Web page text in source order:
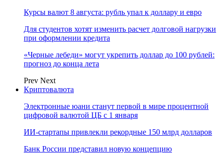
Курсы валют 8 августа: рубль упал к доллару и евро
Для студентов хотят изменить расчет долговой нагрузки
при оформлении кредита
«Черные лебеди» могут укрепить доллар до 100 рублей:
прогноз до конца лета
Prev Next
Криптовалюта
Электронные юани станут первой в мире процентной
цифровой валютой ЦБ с 1 января
ИИ-стартапы привлекли рекордные 150 млрд долларов
Банк России представил новую концепцию